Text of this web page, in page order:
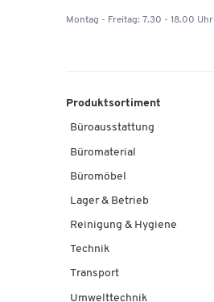
Montag - Freitag: 7.30 - 18.00 Uhr
Produktsortiment
Büroausstattung
Büromaterial
Büromöbel
Lager & Betrieb
Reinigung & Hygiene
Technik
Transport
Umwelttechnik